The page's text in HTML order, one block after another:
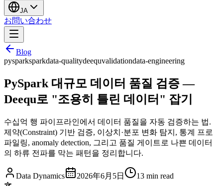
JA
お問い合わせ
Blog
pysparksparkdata-qualitydeequvalidationdata-engineering
PySpark 대규모 데이터 품질 검증 —
Deequ로 "조용히 틀린 데이터" 잡기
수십억 행 파이프라인에서 데이터 품질을 자동 검증하는 법.
제약(Constraint) 기반 검증, 이상치·분포 변화 탐지, 통계 프로
파일링, anomaly detection, 그리고 품질 게이트로 나쁜 데이터
의 하류 전파를 막는 패턴을 정리합니다.
Data Dynamics 2026年6月5日 13 min read